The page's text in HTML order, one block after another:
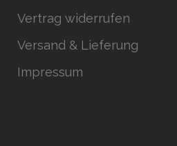
Vertrag widerrufen
Versand & Lieferung
Impressum